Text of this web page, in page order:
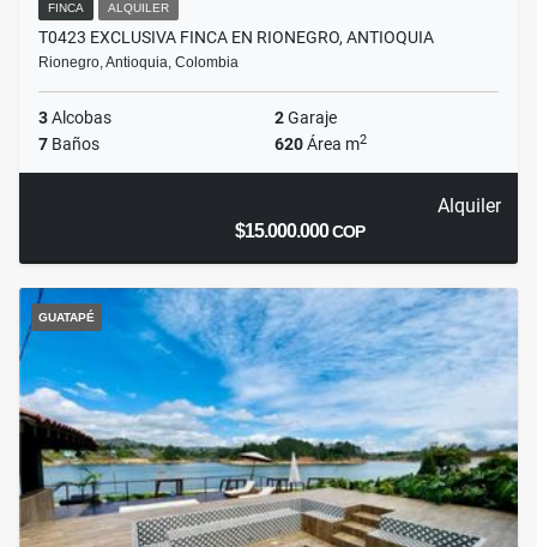
FINCA ALQUILER
T0423 EXCLUSIVA FINCA EN RIONEGRO, ANTIOQUIA
Rionegro, Antioquia, Colombia
3Alcobas 2Garaje
7 Baños 620Área m2
Alquiler
$15.000.000COP
GUATAPÉ